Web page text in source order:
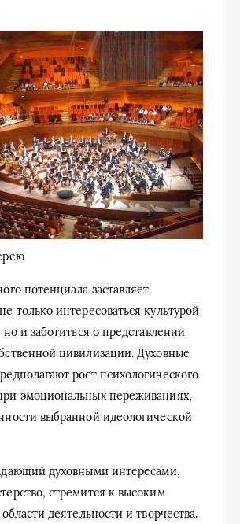
потенциала заставляет
только интересоваться культурой
но и заботиться о представлении
цивилизации. Духовные
рост психологического
эмоциональных переживаниях,
выбранной идеологической
духовными интересами,
стремится к высоким
деятельности и творчества.